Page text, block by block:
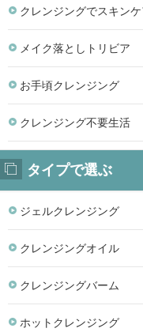
クレンジングでスキンケ
メイク落としトリビア
お手頃クレンジング
クレンジング不要生活
タイプで選ぶ
ジェルクレンジング
クレンジングオイル
クレンジングバーム
ホットクレンジング